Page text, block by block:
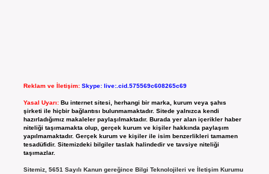
Reklam ve İletişim: Skype: live:.cid.575569c608265c69
Yasal Uyarı: Bu internet sitesi, herhangi bir marka, kurum veya şahıs
şirketi ile hiçbir bağlantısı bulunmamaktadır. Sitede yalnızca kendi
hazırladığımız makaleler paylaşılmaktadır. Burada yer alan içerikler haber
niteliği taşımamakta olup, gerçek kurum ve kişiler hakkında paylaşım
yapılmamaktadır. Gerçek kurum ve kişiler ile isim benzerlikleri tamamen
tesadüfidir. Sitemizdeki bilgiler taslak halindedir ve tavsiye niteliği
taşımazlar.
Sitemiz, 5651 Sayılı Kanun gereğince Bilgi Teknolojileri ve İletişim Kurumu